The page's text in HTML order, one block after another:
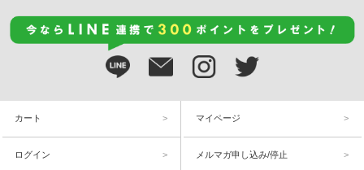
カート マイページ
ログイン メルマガ申し込み/停止